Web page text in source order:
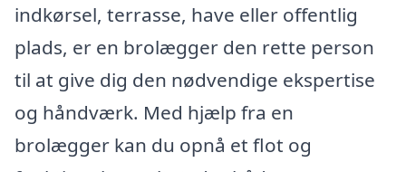
indkørsel, terrasse, have eller offentlig
plads, er en brolægger den rette person
til at give dig den nødvendige ekspertise
og håndværk. Med hjælp fra en
brolægger kan du opnå et flot og